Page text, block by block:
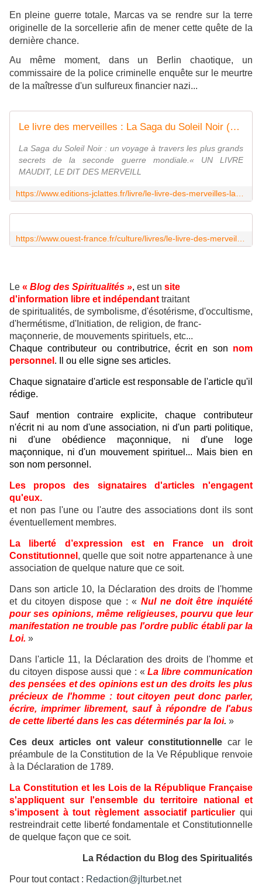
En pleine guerre totale, Marcas va se rendre sur la terre
originelle de la sorcellerie afin de mener cette quête de la
dernière chance.
Au même moment, dans un Berlin chaotique, un
commissaire de la police criminelle enquête sur le meurtre
de la maîtresse d'un sulfureux financier nazi...
Le livre des merveilles : La Saga du Soleil Noir (Grand format - Broché 2024), de Eric Giacometti, Jacques Ravenne | JC Lattès
La Saga du Soleil Noir : un voyage à travers les plus grands
secrets de la seconde guerre mondiale.« UN LIVRE
MAUDIT, LE DIT DES MERVEILL
Le « Blog des Spiritualités », est un site
d'information libre et indépendant traitant
de spiritualités, de symbolisme, d'ésotérisme, d'occultisme,
d'hermétisme, d'Initiation, de religion, de franc-
maçonnerie, de mouvements spirituels, etc...
Chaque contributeur ou contributrice, écrit en son nom
personnel . Il ou elle signe ses articles.
Chaque signataire d'article est responsable de l'article qu'il
rédige.
Sauf mention contraire explicite, chaque contributeur
n'écrit ni au nom d'une association, ni d'un parti politique,
ni d'une obédience maçonnique, ni d'une loge
maçonnique, ni d'un mouvement spirituel... Mais bien en
son nom personnel.
Les propos des signataires d'articles n'engagent
qu'eux.
et non pas l'une ou l'autre des associations dont ils sont
éventuellement membres.
La liberté d’expression est en France un droit
Constitutionnel , quelle que soit notre appartenance à une
association de quelque nature que ce soit.
Dans son article 10, la Déclaration des droits de l'homme
et du citoyen dispose que : «Nul ne doit être inquiété
pour ses opinions, même religieuses, pourvu que leur
manifestation ne trouble pas l'ordre public établi par la
Loi. »
Dans l'article 11, la Déclaration des droits de l'homme et
du citoyen dispose aussi que : «La libre communication
des pensées et des opinions est un des droits les plus
précieux de l'homme : tout citoyen peut donc parler,
écrire, imprimer librement, sauf à répondre de l'abus
de cette liberté dans les cas déterminés par la loi. »
Ces deux articles ont valeur constitutionnelle car le
préambule de la Constitution de la Ve République renvoie
à la Déclaration de 1789.
La Constitution et les Lois de la République Française
s'appliquent sur l'ensemble du territoire national et
s'imposent à tout règlement associatif particulier qui
restreindrait cette liberté fondamentale et Constitutionnelle
de quelque façon que ce soit.
La Rédaction du Blog des Spiritualités
Pour tout contact : Redaction@jlturbet.net